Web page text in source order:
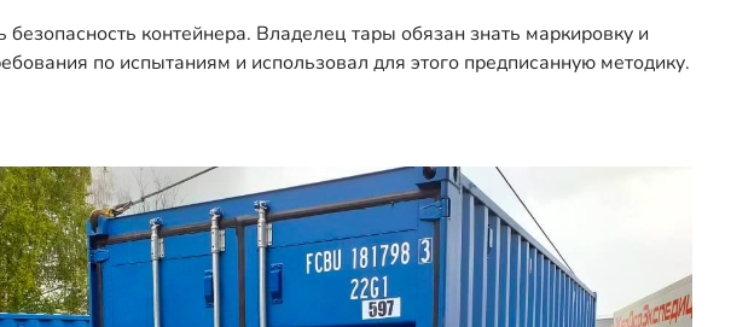
контейнера. Владелец тары обязан знать маркировку и
по испытаниям и использовал для этого предписанную методику.